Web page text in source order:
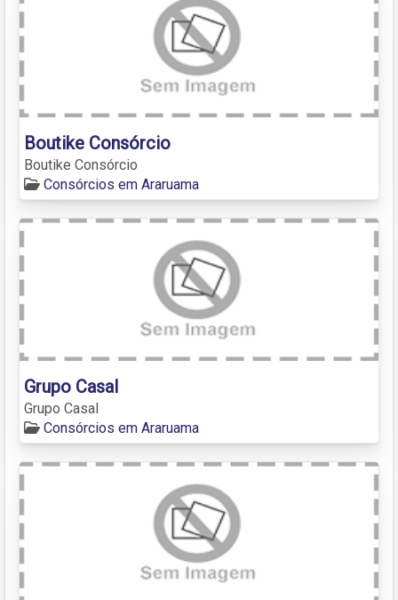
Boutike Consórcio
Boutike Consórcio
Consórcios em Araruama
Grupo Casal
Grupo Casal
Consórcios em Araruama